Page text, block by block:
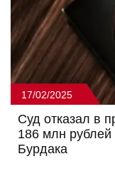
17/02/2025
Суд отказал в
186 млн рублей
Бурдака